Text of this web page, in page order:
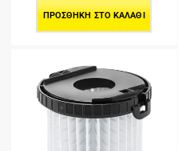
ΠΡΟΣΘΉΚΗ ΣΤΟ ΚΑΛΆΘΙ